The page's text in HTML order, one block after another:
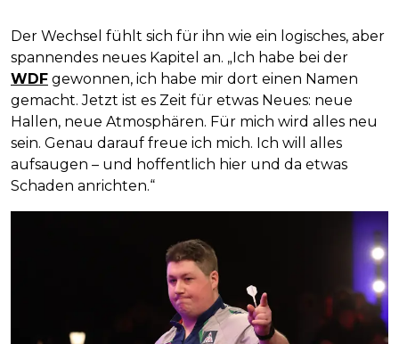
Der Wechsel fühlt sich für ihn wie ein logisches, aber
spannendes neues Kapitel an. „Ich habe bei der
WDF gewonnen, ich habe mir dort einen Namen
gemacht. Jetzt ist es Zeit für etwas Neues: neue
Hallen, neue Atmosphären. Für mich wird alles neu
sein. Genau darauf freue ich mich. Ich will alles
aufsaugen – und hoffentlich hier und da etwas
Schaden anrichten.“